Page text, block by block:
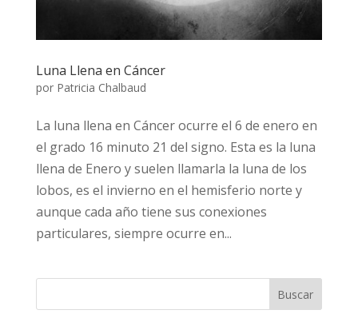
Luna Llena en Cáncer
por Patricia Chalbaud
La luna llena en Cáncer ocurre el 6 de enero en
el grado 16 minuto 21 del signo. Esta es la luna
llena de Enero y suelen llamarla la luna de los
lobos, es el invierno en el hemisferio norte y
aunque cada año tiene sus conexiones
particulares, siempre ocurre en...